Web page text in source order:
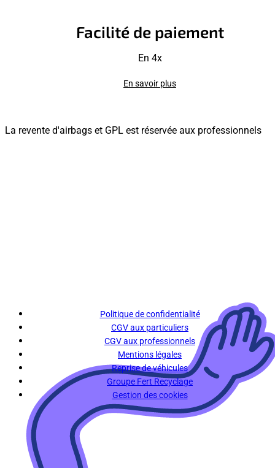
Facilité de paiement
En 4x
En savoir plus
La revente d'airbags et GPL est réservée aux professionnels
Politique de confidentialité
CGV aux particuliers
CGV aux professionnels
Mentions légales
Reprise de véhicules
Groupe Fert Recyclage
Gestion des cookies